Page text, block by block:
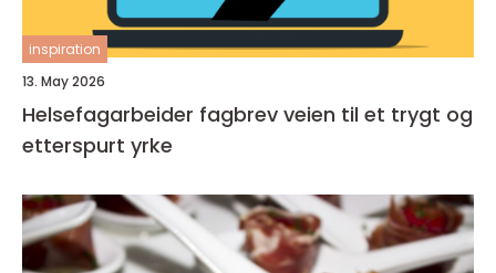
inspiration
13. May 2026
Helsefagarbeider fagbrev veien til et trygt og
etterspurt yrke